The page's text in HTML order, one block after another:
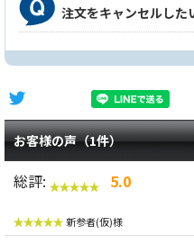
注文をキャンセルした
お客様の声（1件）
総評: 5.0
新参者(仮)様